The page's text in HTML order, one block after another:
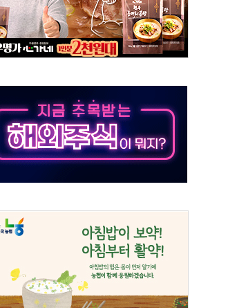
터센터·모빌리티 구체화
↑ VS 샌디스크·피그마·앱러빈↓
장법 개정 논의"